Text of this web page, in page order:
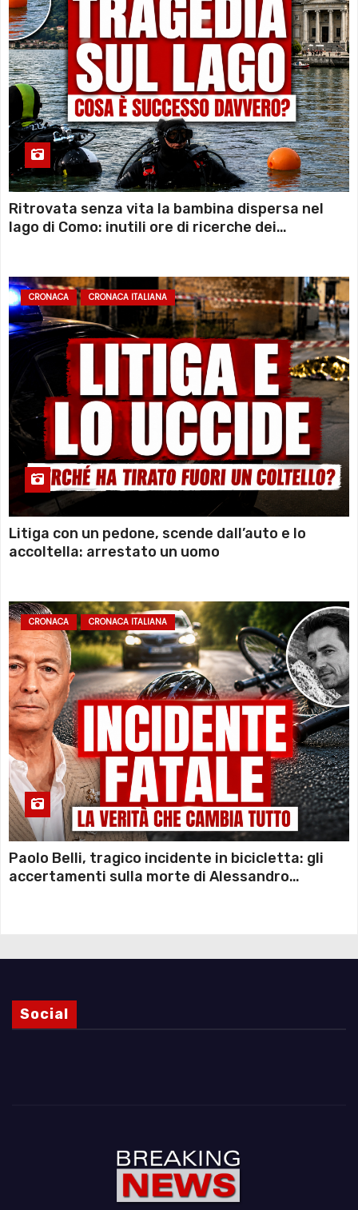
Ritrovata senza vita la bambina dispersa nel
lago di Como: inutili ore di ricerche dei
CRONACA CRONACA ITALIANA
Litiga con un pedone, scende dall’auto e lo
accoltella: arrestato un uomo
CRONACA CRONACA ITALIANA
Paolo Belli, tragico incidente in bicicletta: gli
accertamenti sulla morte di Alessandro
Social